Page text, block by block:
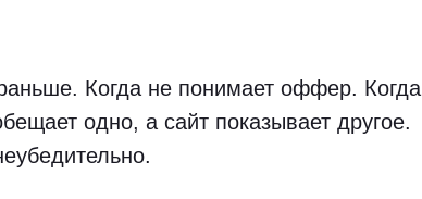
Когда не понимает оффер. Когда
одно, а сайт показывает другое.